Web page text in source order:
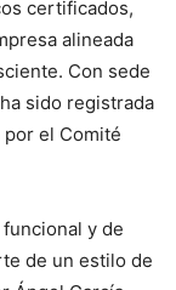
certificados,
alineada
Con sede
sido registrada
el Comité
y de
de un estilo de